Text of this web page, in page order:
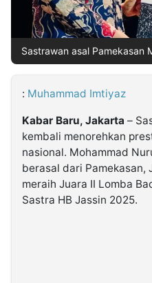
Kabarbaru.co
2026
Sastrawan asal Pamekasan
: Muhammad Imtiyaz
Kabar Baru, Jakarta –
kembali menorehkan
nasional. Mohammad
berasal dari Pamekasan,
meraih Juara II Lomba
Sastra HB Jassin 2025.